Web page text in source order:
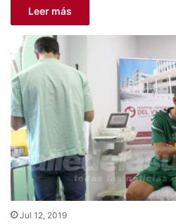
Leer más
Jul 12, 2019